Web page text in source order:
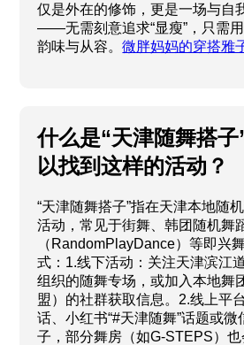
仅是外在的修饰，更是一场与自
——无需刻意追求“显瘦”，只需
韵味与从容。微胖妈妈的穿搭雅
什么是“天津随舞搭
以找到这样的活动？
“天津随舞搭子”指在天津本地随
活动，常见于街舞、韩团随机舞
（RandomPlayDance）等即兴
式：1.线下活动：关注天津滨江
组织的随舞专场，或加入本地舞
盟）的社群获取信息。2.线上平
话、小红书“#天津随舞”话题或
子，部分舞房（如G-STEPS）